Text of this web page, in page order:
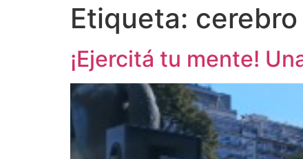
Etiqueta: cerebro
¡Ejercitá tu mente!